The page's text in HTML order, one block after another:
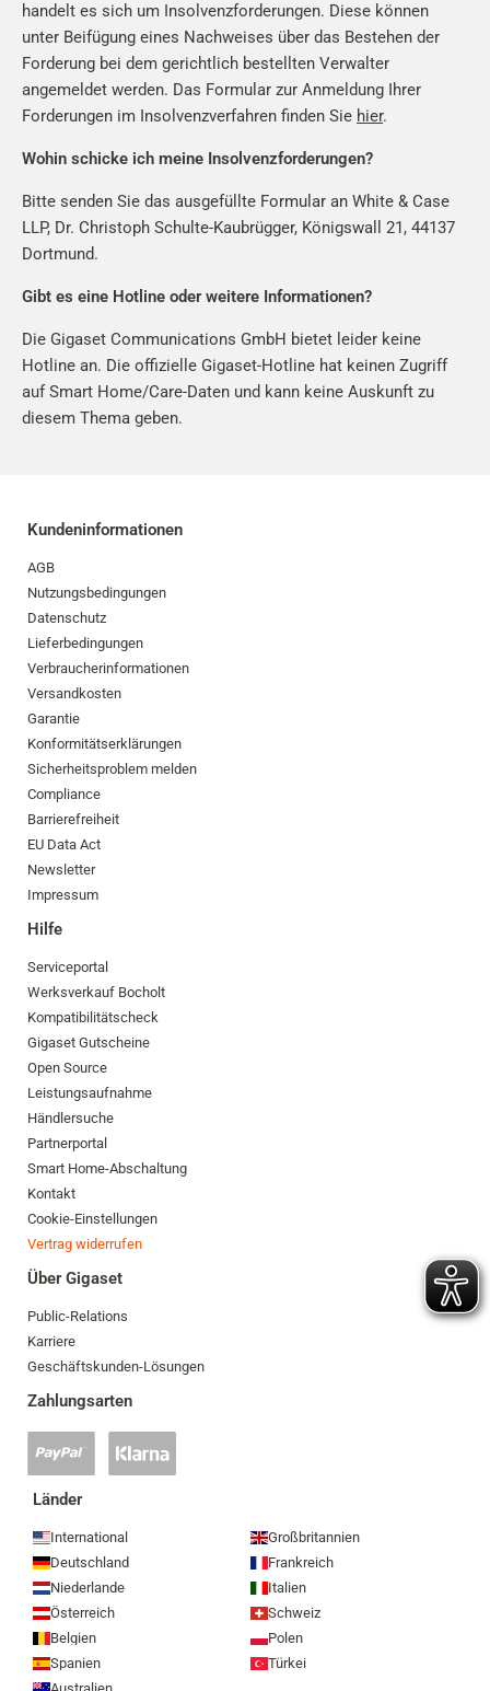
handelt es sich um Insolvenzforderungen. Diese können
unter Beifügung eines Nachweises über das Bestehen der
Forderung bei dem gerichtlich bestellten Verwalter
angemeldet werden. Das Formular zur Anmeldung Ihrer
Forderungen im Insolvenzverfahren finden Sie hier.
Wohin schicke ich meine Insolvenzforderungen?
Bitte senden Sie das ausgefüllte Formular an White & Case
LLP, Dr. Christoph Schulte-Kaubrügger, Königswall 21, 44137
Dortmund.
Gibt es eine Hotline oder weitere Informationen?
Die Gigaset Communications GmbH bietet leider keine
Hotline an. Die offizielle Gigaset-Hotline hat keinen Zugriff
auf Smart Home/Care-Daten und kann keine Auskunft zu
diesem Thema geben.
Kundeninformationen
AGB
Nutzungsbedingungen
Datenschutz
Lieferbedingungen
Verbraucherinformationen
Versandkosten
Garantie
Konformitätserklärungen
Sicherheitsproblem melden
Compliance
Barrierefreiheit
EU Data Act
Newsletter
Impressum
Hilfe
Serviceportal
Werksverkauf Bocholt
Kompatibilitätscheck
Gigaset Gutscheine
Open Source
Leistungsaufnahme
Händlersuche
Partnerportal
Smart Home-Abschaltung
Kontakt
Cookie-Einstellungen
Vertrag widerrufen
Über Gigaset
Public-Relations
Karriere
Geschäftskunden-Lösungen
Zahlungsarten
Zahlung
Zahlung
Länder
International
Großbritannien
Deutschland
Frankreich
Niederlande
Italien
Österreich
Schweiz
Belgien
Polen
Spanien
Türkei